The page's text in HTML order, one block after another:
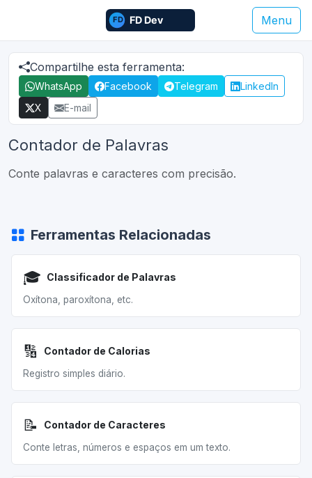
Menu
Compartilhe esta ferramenta:
WhatsApp Facebook Telegram
LinkedIn
X
E-mail
Contador de Palavras
Conte palavras e caracteres com precisão.
Ferramentas Relacionadas
🎓 Classificador de Palavras
Oxítona, paroxítona, etc.
🔢 Contador de Calorias
Registro simples diário.
📝 Contador de Caracteres
Conte letras, números e espaços em um texto.